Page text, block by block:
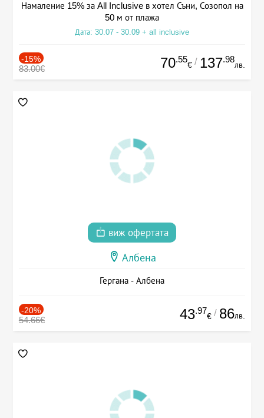
Намаление 15% за All Inclusive в хотел Съни, Созопол на
50 м от плажа
Дата: 30.07 - 30.09 + all inclusive
-15%
83.00€ 70.55
€ / 137.98
лв.
виж офертата
Албена
Гергана - Албена
-20%
54.66€ 43.97
€ / 86лв.